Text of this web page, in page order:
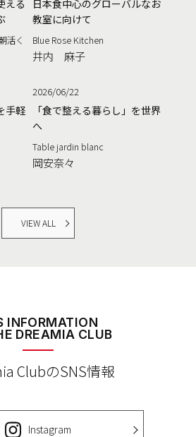
える
活く
日本食中心のグローバルなお
教室に向けて
Blue Rose Kitchen
井内 麻子
手軽
2026/06/22
「食で整える暮らし」を世界
へ
Table jardin blanc
岡安奈々
VIEW ALL
INFORMATION
DREAMIA CLUB
ClubのSNS情報
Instagram